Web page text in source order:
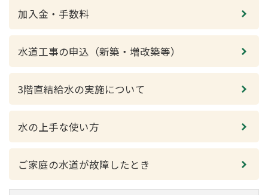
加入金・手数料
水道工事の申込（新築・増改築等）
3階直結給水の実施について
水の上手な使い方
ご家庭の水道が故障したとき